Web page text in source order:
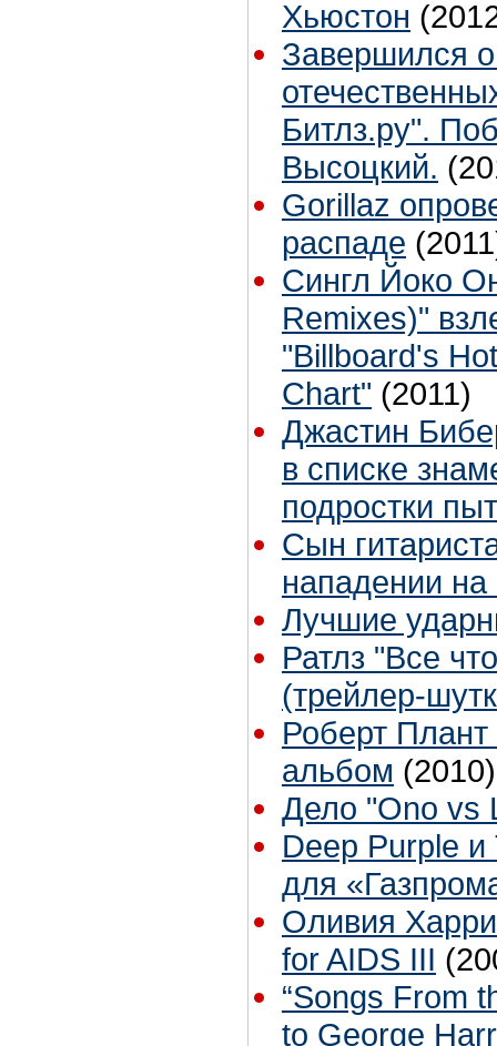
Хьюстон
Завершился
Битлз.ру".
Высоцкий.
Gorillaz
распаде
Сингл Йоко
Remixes)"
"Billboard's
Chart" (2011)
Джастин
в списке
подростки
Сын
нападении на
Лучшие
Ратлз "Все
(трейлер-
Роберт
альбом (2010)
Дело "Ono vs
Deep Purple
для
Оливия
for AIDS III
“Songs From
to George